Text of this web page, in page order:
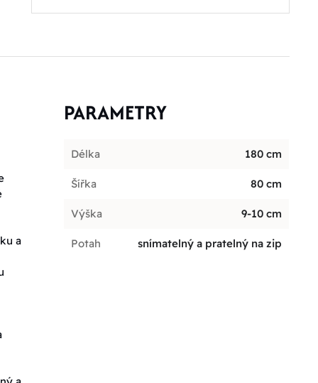
a
PARAMETRY
Délka 180 cm
Šířka 80 cm
Výška 9-10 cm
Potah snímatelný a pratelný na zip